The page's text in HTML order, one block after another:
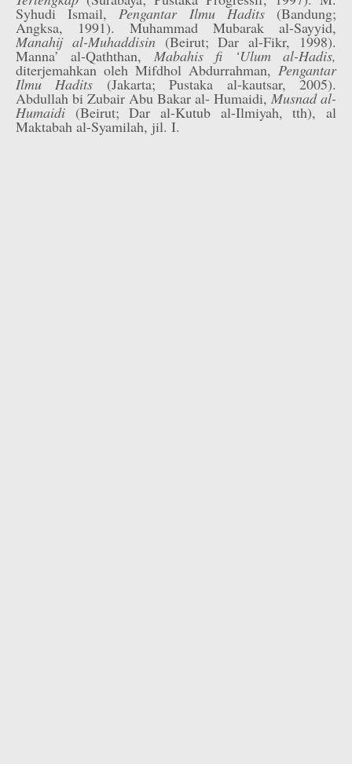
Syhudi Ismail,Pengantar Ilmu Hadits (Bandung;
Angksa, 1991). Muhammad Mubarak al-Sayyid,
Manahij al-Muhaddisin(Beirut; Dar al-Fikr, 1998).
Manna’ al-Qaththan, Mabahis fi ‘Ulum al-Hadis,
diterjemahkan oleh Mifdhol Abdurrahman, Pengantar
Ilmu Hadits (Jakarta; Pustaka al-kautsar, 2005).
Abdullah bi Zubair Abu Bakar al- Humaidi, Musnad al-
Humaidi (Beirut; Dar al-Kutub al-Ilmiyah, tth), al
Maktabah al-Syamilah, jil. I.